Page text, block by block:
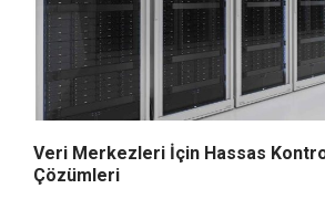
Veri Merkezleri İçin Hassas
Çözümleri